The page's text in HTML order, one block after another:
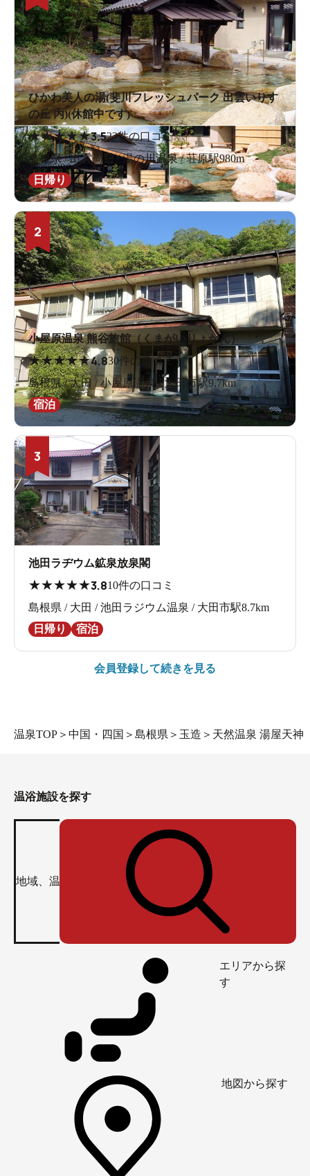
ひかわ美人の湯(斐川フレッシュパーク 出雲いりす
の丘 内)(休館中です)
★★★★★3.523件の口コミ
島根県 / 出雲周辺 / 湯の川温泉 / 荘原駅980m
日帰り
2
小屋原温泉 熊谷旅館（くまがいりょかん）
★★★★★4.830件の口コミ
島根県 / 大田 / 小屋原温泉 / 大田市駅9.7km
宿泊
3
池田ラヂウム鉱泉放泉閣
★★★★★3.810件の口コミ
島根県 / 大田 / 池田ラジウム温泉 / 大田市駅8.7km
日帰り
宿泊
会員登録して続きを見る
温泉TOP ＞ 中国・四国 ＞ 島根県 ＞ 玉造 ＞ 天然温泉 湯屋天神
温浴施設を探す
エリアから探
す
地図から探す